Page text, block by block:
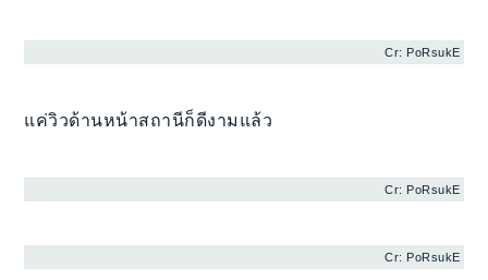
Cr: PoRsukE
แค่วิวด้านหน้าสถานีก็ดีงามแล้ว
Cr: PoRsukE
Cr: PoRsukE